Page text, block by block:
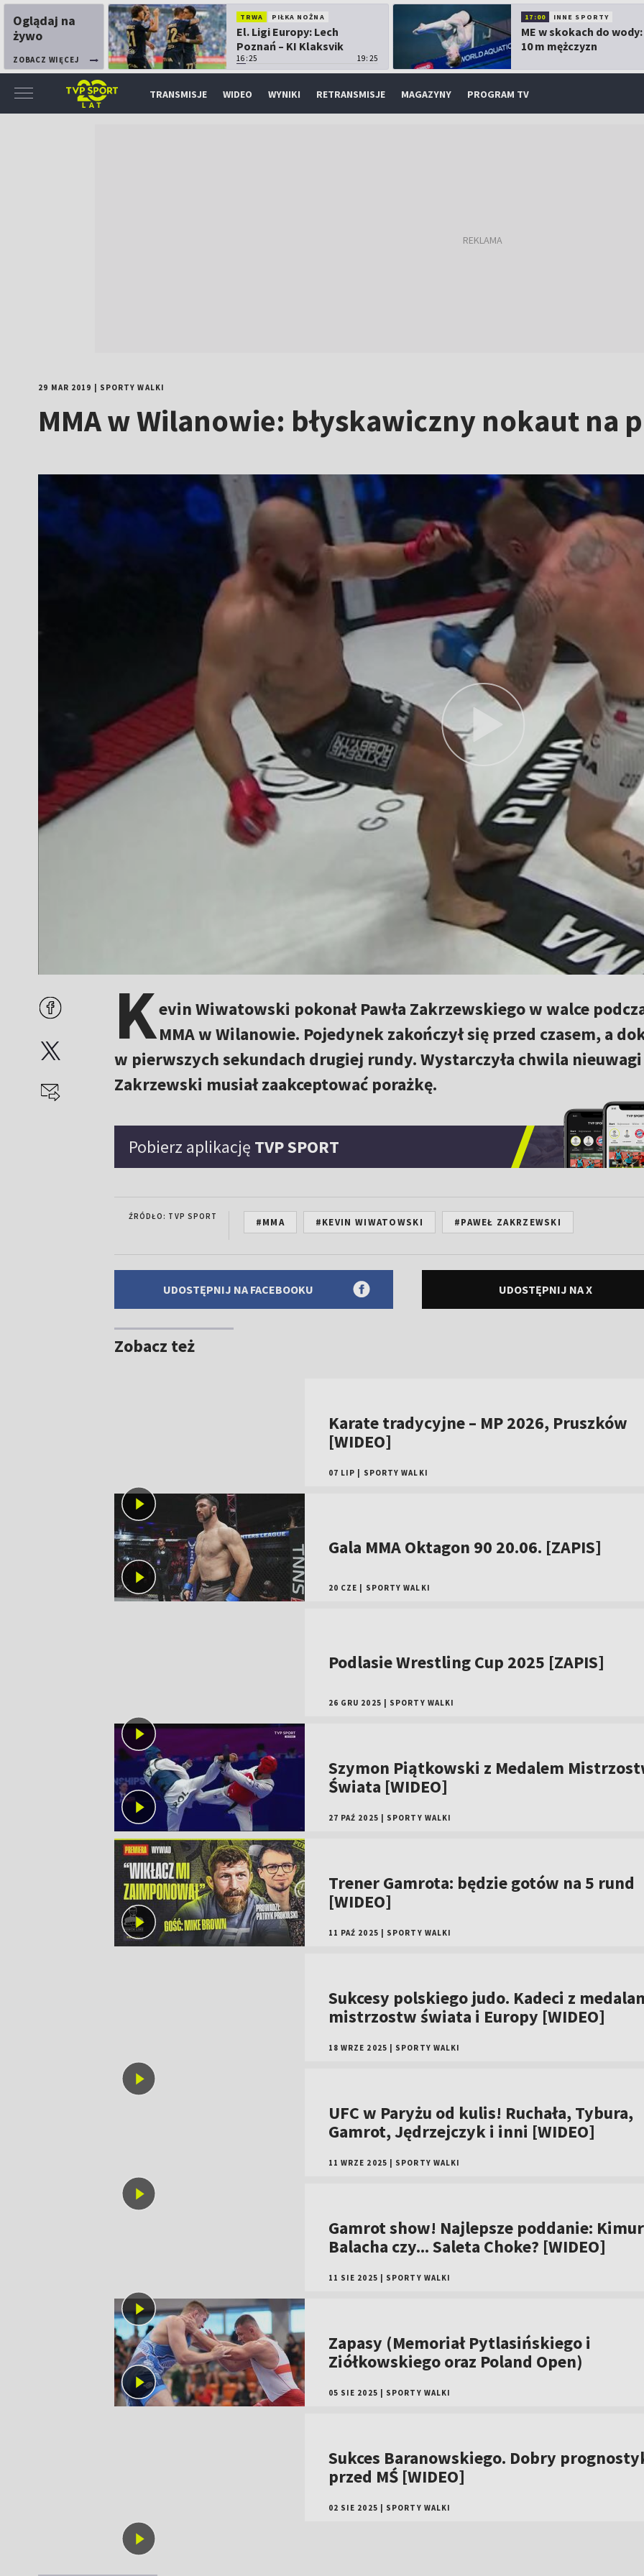
Oglądaj na
żywo
ZOBACZ WIĘCEJ
TRWA PIŁKA NOŻNA
El. Ligi Europy: Lech
Poznań – KI Klaksvik
16:25 19:25
17:00 INNE SPORTY
ME w skokach do wody:
10 m mężczyzn
TRANSMISJE WIDEO WYNIKI RETRANSMISJE MAGAZYNY PROGRAM TV
29 MAR 2019 SPORTY WALKI
MMA w Wilanowie: błyskawiczny nokaut na
Kevin Wiwatowski pokonał Pawła Zakrzewskiego w walce
MMA w Wilanowie. Pojedynek zakończył się przed czasem, a
w pierwszych sekundach drugiej rundy. Wystarczyła chwila
Zakrzewski musiał zaakceptować porażkę.
Pobierz aplikację TVP SPORT
ŹRÓDŁO: TVP SPORT #MMA #KEVIN WIWATOWSKI #PAWEŁ ZAKRZEWSKI
UDOSTĘPNIJ NA FACEBOOKU UDOSTĘPNIJ NA X
Zobacz też
Karate tradycyjne – MP 2026, Pruszków
[WIDEO]
07 LIP SPORTY WALKI
Gala MMA Oktagon 90 20.06. [ZAPIS]
20 CZE SPORTY WALKI
Podlasie Wrestling Cup 2025 [ZAPIS]
26 GRU 2025 SPORTY WALKI
Szymon Piątkowski z Medalem
Świata [WIDEO]
27 PAŹ 2025 SPORTY WALKI
Trener Gamrota: będzie gotów na 5 rund
[WIDEO]
11 PAŹ 2025 SPORTY WALKI
Sukcesy polskiego judo. Kadeci z
mistrzostw świata i Europy [WIDEO]
18 WRZE 2025 SPORTY WALKI
UFC w Paryżu od kulis! Ruchała, Tybura,
Gamrot, Jędrzejczyk i inni [WIDEO]
11 WRZE 2025 SPORTY WALKI
Gamrot show! Najlepsze poddanie:
Balacha czy... Saleta Choke? [WIDEO]
11 SIE 2025 SPORTY WALKI
Zapasy (Memoriał Pytlasińskiego i
Ziółkowskiego oraz Poland Open)
05 SIE 2025 SPORTY WALKI
Sukces Baranowskiego. Dobry
przed MŚ [WIDEO]
02 SIE 2025 SPORTY WALKI